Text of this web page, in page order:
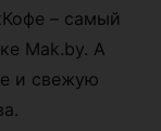
– самый
Mak.by. А
и свежую